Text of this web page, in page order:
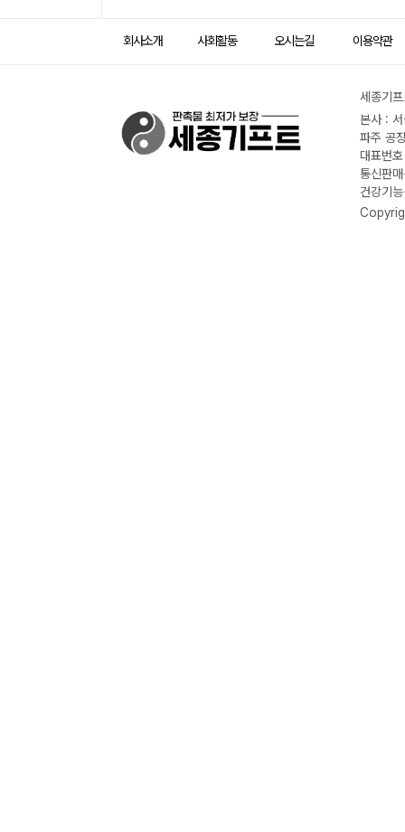
회사소개 사회활동 오시는길 이용약관
세종기
본사 :
파주 공
대표번
통신판
건강기